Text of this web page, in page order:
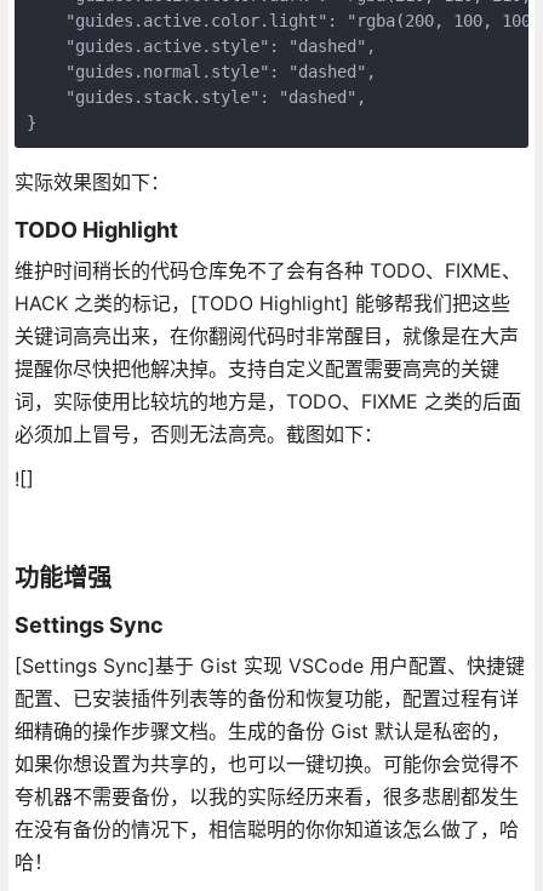
"guides.active.color.light": "rgba(200, 100,
    "guides.active.style": "dashed",
    "guides.normal.style": "dashed",
    "guides.stack.style": "dashed",
实际效果图如下：
TODO Highlight
维护时间稍长的代码仓库免不了会有各种 TODO、FIXME、
HACK 之类的标记，[TODO Highlight] 能够帮我们把这些
关键词高亮出来，在你翻阅代码时非常醒目，就像是在大声
提醒你尽快把他解决掉。支持自定义配置需要高亮的关键
词，实际使用比较坑的地方是，TODO、FIXME 之类的后面
必须加上冒号，否则无法高亮。截图如下：
![]
功能增强
Settings Sync
[Settings Sync]基于 Gist 实现 VSCode 用户配置、快捷键
配置、已安装插件列表等的备份和恢复功能，配置过程有详
细精确的操作步骤文档。生成的备份 Gist 默认是私密的，
如果你想设置为共享的，也可以一键切换。可能你会觉得不
夸机器不需要备份，以我的实际经历来看，很多悲剧都发生
在没有备份的情况下，相信聪明的你你知道该怎么做了，哈
哈！